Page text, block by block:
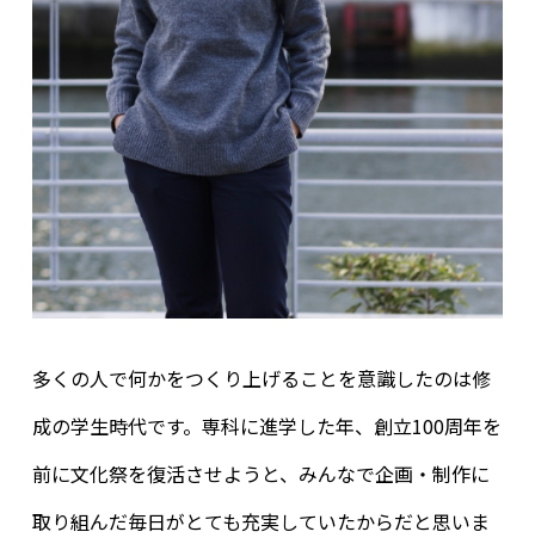
多くの人で何かをつくり上げることを意識したのは修
成の学生時代です。専科に進学した年、創立100周年を
前に文化祭を復活させようと、みんなで企画・制作に
取り組んだ毎日がとても充実していたからだと思いま